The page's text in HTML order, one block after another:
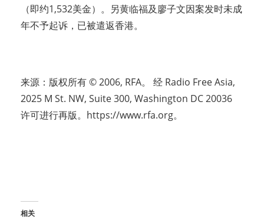
（即约1,532美金）。另黄临福及廖子文因案发时未成
年不予起诉，已被遣返香港。
来源：版权所有 © 2006, RFA。 经 Radio Free Asia,
2025 M St. NW, Suite 300, Washington DC 20036
许可进行再版。https://www.rfa.org。
相关